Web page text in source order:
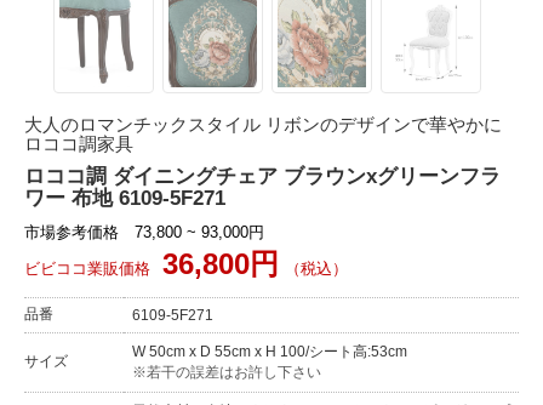
大人のロマンチックスタイル リボンのデザインで華やかに
ロココ調家具
ロココ調 ダイニングチェア ブラウンxグリーンフラ
ワー 布地 6109-5F271
市場参考価格 73,800 ~ 93,000円
ビビココ業販価格
36,800円 （税込）
品番 6109-5F271
サイズ
W 50cm x D 55cm x H 100/シート高:53cm
※若干の誤差はお許し下さい